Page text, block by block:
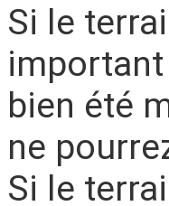
Si le
bien été
ne
Si le